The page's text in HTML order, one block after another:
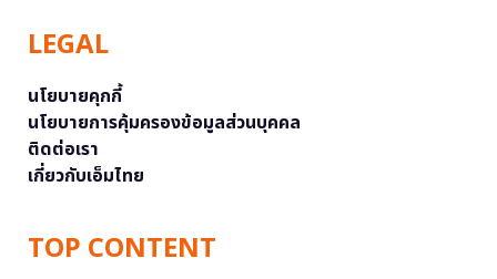
LEGAL
นโยบายคุกกี้
นโยบายการคุ้มครองข้อมูลส่วนบุคคล
ติดต่อเรา
เกี่ยวกับเอ็มไทย
TOP CONTENT